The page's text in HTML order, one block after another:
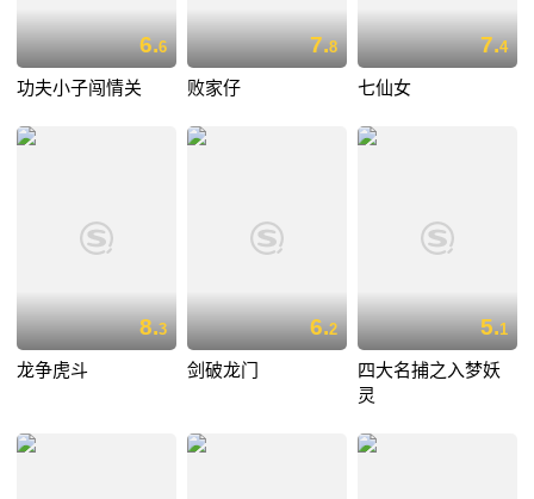
6.6
功夫小子闯情关
7.8
败家仔
7.4
七仙女
8.3
龙争虎斗
6.2
剑破龙门
5.1
四大名捕之入梦妖
灵